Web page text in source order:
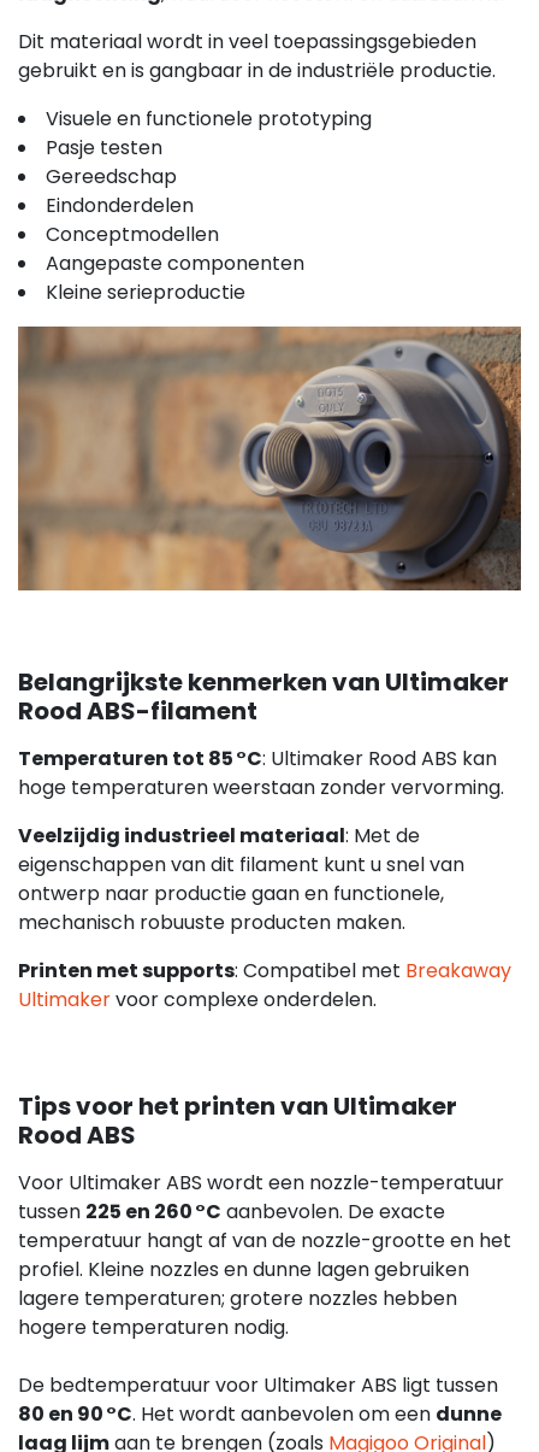
Dit materiaal wordt in veel toepassingsgebieden
gebruikt en is gangbaar in de industriële productie.
Visuele en functionele prototyping
Pasje testen
Gereedschap
Eindonderdelen
Conceptmodellen
Aangepaste componenten
Kleine serieproductie
Belangrijkste kenmerken van Ultimaker
Rood ABS-filament
Temperaturen tot 85 °C: Ultimaker Rood ABS kan
hoge temperaturen weerstaan zonder vervorming.
Veelzijdig industrieel materiaal: Met de
eigenschappen van dit filament kunt u snel van
ontwerp naar productie gaan en functionele,
mechanisch robuuste producten maken.
Printen met supports: Compatibel met Breakaway
Ultimakervoor complexe onderdelen.
Tips voor het printen van Ultimaker
Rood ABS
Voor Ultimaker ABS wordt een nozzle-temperatuur
tussen 225 en 260 °C aanbevolen. De exacte
temperatuur hangt af van de nozzle-grootte en het
profiel. Kleine nozzles en dunne lagen gebruiken
lagere temperaturen; grotere nozzles hebben
hogere temperaturen nodig.
De bedtemperatuur voor Ultimaker ABS ligt tussen
80 en 90 °C. Het wordt aanbevolen om een dunne
laag lijmaan te brengen (zoals Magigoo Original)